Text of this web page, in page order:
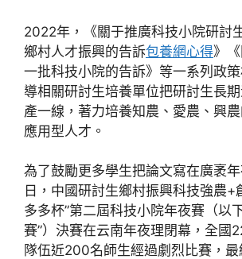
2022年，《關于推廣科技小院研討
鄉村人才振興的告訴包養網心得》
一批科技小院的告訴》等一系列政
導相關研討生培養單位把研討生長
產一線，著力培養知農、愛農、興
應用型人才。
為了鼓勵更多學生把論文寫在廣袤
日，中國研討生鄉村振興科技強農+
多多杯”第二屆科技小院年夜賽（以
賽”）決賽在云南年夜理閉幕，全國
隊伍近200名師生經過劇烈比賽，